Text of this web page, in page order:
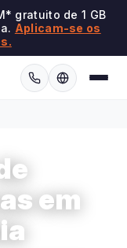
gratuito de 1 GB
Aplicam-se os
em